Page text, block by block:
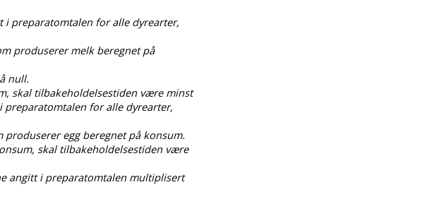
i preparatomtalen for alle dyrearter,
produserer melk beregnet på
null.
skal tilbakeholdelsestiden være minst
preparatomtalen for alle dyrearter,
egg beregnet på konsum.
skal tilbakeholdelsestiden være
angitt i preparatomtalen multiplisert